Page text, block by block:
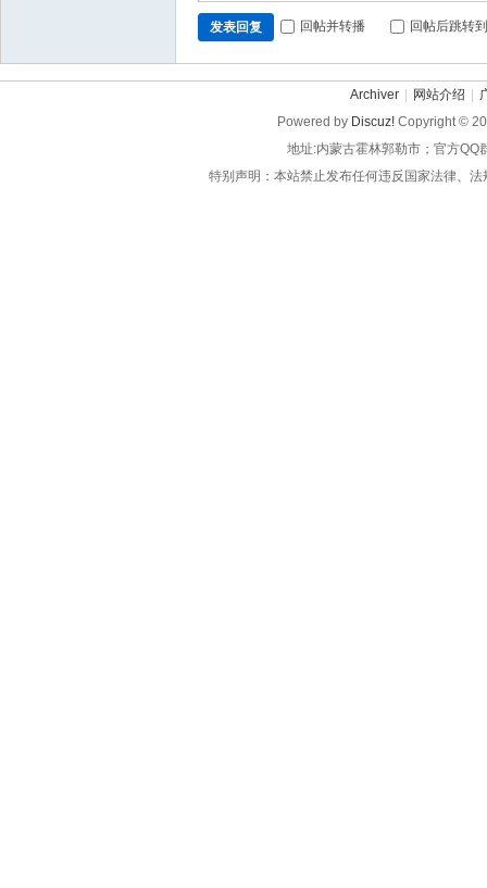
发表回复 回帖并转播 回帖后跳转
Archiver 网站介绍
Powered by Discuz! Copyright ©
地址:内蒙古霍林郭勒市；官方QQ
特别声明：本站禁止发布任何违反国家法律、